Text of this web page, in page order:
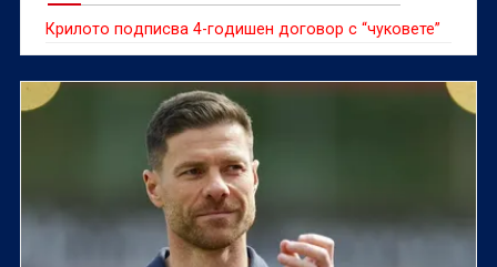
Крилото подписва 4-годишен договор с “чуковете”